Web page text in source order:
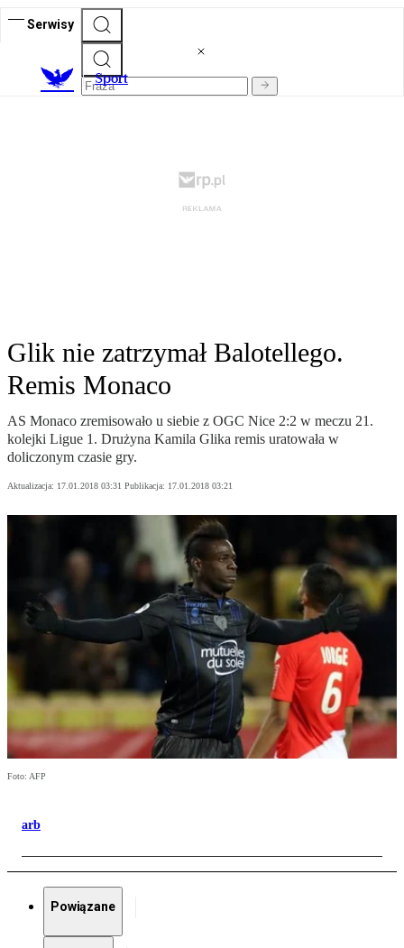
Serwisy
Sport
Glik nie zatrzymał Balotellego.
Remis Monaco
AS Monaco zremisowało u siebie z OGC Nice 2:2 w meczu 21.
kolejki Ligue 1. Drużyna Kamila Glika remis uratowała w
doliczonym czasie gry.
Aktualizacja: 17.01.2018 03:31 Publikacja: 17.01.2018 03:21
Foto: AFP
arb
Powiązane